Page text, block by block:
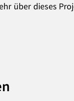
über dieses